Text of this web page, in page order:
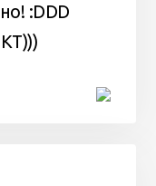
:DDD